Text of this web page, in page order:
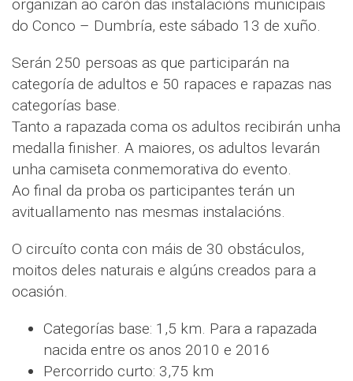
organizan ao carón das instalacións municipais
do Conco – Dumbría, este sábado 13 de xuño.
Serán 250 persoas as que participarán na
categoría de adultos e 50 rapaces e rapazas nas
categorías base.
Tanto a rapazada coma os adultos recibirán unha
medalla finisher. A maiores, os adultos levarán
unha camiseta conmemorativa do evento.
Ao final da proba os participantes terán un
avituallamento nas mesmas instalacións.
O circuíto conta con máis de 30 obstáculos,
moitos deles naturais e algúns creados para a
ocasión.
Categorías base: 1,5 km. Para a rapazada
nacida entre os anos 2010 e 2016
Percorrido curto: 3,75 km